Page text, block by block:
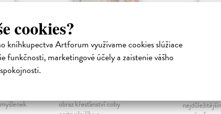
cookies?
kníhkupectva Artforum využívame cookies slúžiace
funkčnosti, marketingové účely a zaistenie vášho
Panství kříže
Holland Tom
| Elektronická
obraz křesťanství coby